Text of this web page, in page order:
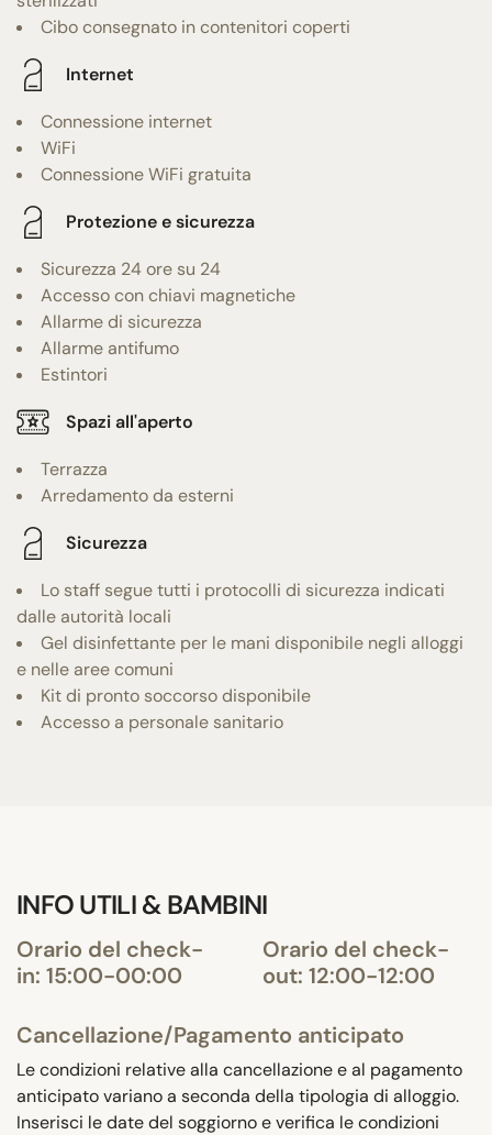
Cibo consegnato in contenitori coperti
Internet
Connessione internet
WiFi
Connessione WiFi gratuita
Protezione e sicurezza
Sicurezza 24 ore su 24
Accesso con chiavi magnetiche
Allarme di sicurezza
Allarme antifumo
Estintori
Spazi all'aperto
Terrazza
Arredamento da esterni
Sicurezza
Lo staff segue tutti i protocolli di sicurezza indicati
dalle autorità locali
Gel disinfettante per le mani disponibile negli alloggi
e nelle aree comuni
Kit di pronto soccorso disponibile
Accesso a personale sanitario
INFO UTILI & BAMBINI
Orario del check-
in: 15:00-00:00
Orario del check-
out: 12:00-12:00
Cancellazione/Pagamento anticipato
Le condizioni relative alla cancellazione e al pagamento
anticipato variano a seconda della tipologia di alloggio.
Inserisci le date del soggiorno e verifica le condizioni